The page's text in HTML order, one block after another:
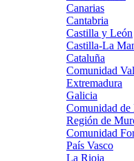
Canarias
Cantabria
Castilla y León
Castilla-La
Cataluña
Comunidad
Extremadura
Galicia
Comunidad de
Región de
Comunidad
País Vasco
La Rioja